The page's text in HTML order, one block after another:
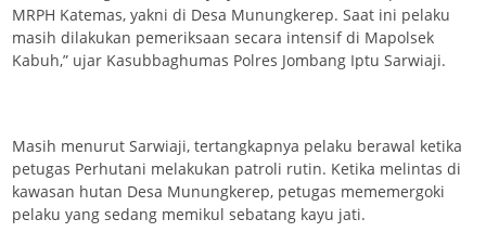
MRPH Katemas, yakni di Desa Munungkerep. Saat ini pelaku
masih dilakukan pemeriksaan secara intensif di Mapolsek
Kabuh,” ujar Kasubbaghumas Polres Jombang Iptu Sarwiaji.
Masih menurut Sarwiaji, tertangkapnya pelaku berawal ketika
petugas Perhutani melakukan patroli rutin. Ketika melintas di
kawasan hutan Desa Munungkerep, petugas mememergoki
pelaku yang sedang memikul sebatang kayu jati.